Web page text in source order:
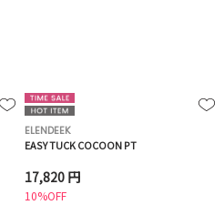
ELENDEEK
EASY TUCK COCOON PT
17,820 円
10%OFF